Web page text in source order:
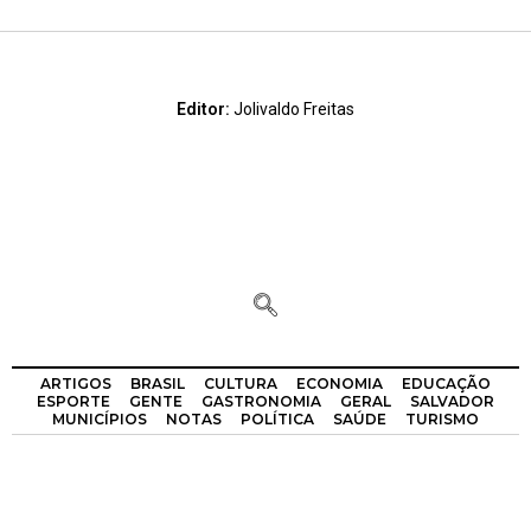
Editor: Jolivaldo Freitas
ARTIGOS BRASIL CULTURA ECONOMIA
EDUCAÇÃO
ESPORTE
GENTE GASTRONOMIA GERAL
SALVADOR
MUNICÍPIOS
NOTAS POLÍTICA SAÚDE TURISMO